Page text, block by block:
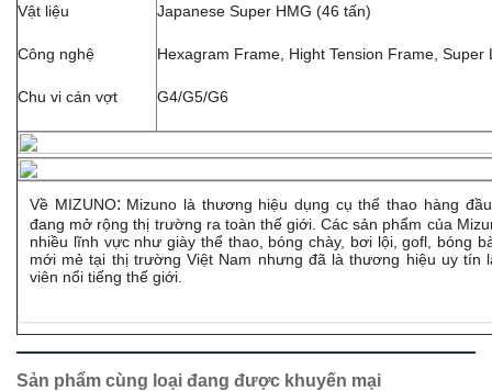
Vật liệu
Công nghệ
Chu vi cán vợt
Japanese Super HMG (46 tấn)
Hexagram Frame, Hight Tension Frame, Super
G4/G5/G6
Về MIZUNO: Mizuno là thương hiệu dụng cụ thể thao hàng
đang mở rộng thị trường ra toàn thế giới. Các sản phẩm của
nhiều lĩnh vực như giày thể thao, bóng chày, bơi lội, gofl, bóng
mới mẻ tại thị trường Việt Nam nhưng đã là thương hiệu uy tín
viên nổi tiếng thế giới.
Sản phẩm cùng loại đang được khuyến mại